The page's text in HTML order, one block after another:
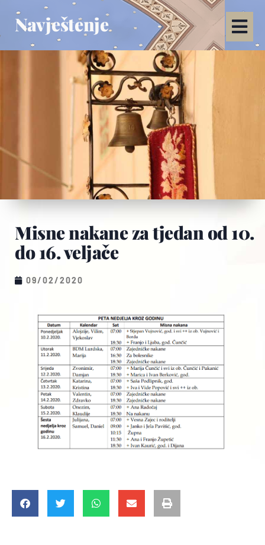
Navještenje
Misne nakane za tjedan od 10.
do 16. veljače
09/02/2020